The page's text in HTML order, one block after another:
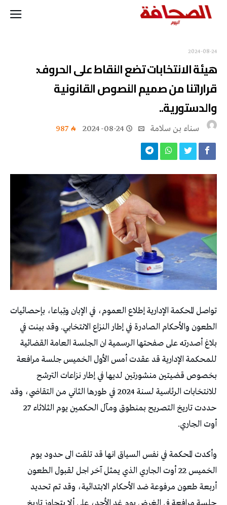
2024-08-24
هيئة الانتخابات تضع النقاط على الحروف:
قراراتنا من صميم النصوص القانونية
والدستورية..
‬سناء‭ ‬بن‭ ‬سلامة 2024-08-24
987
تواصل المحكمة الإدارية إطلاع العموم، في الإبان وتِباعا، بإحصائيات
الطعون والأحكام الصادرة في إطار النزاع الانتخابي. وقد بينت في
بلاغ أصدرته على صفحتها الرسمية ان الجلسة العامة القضائية
للمحكمة الإدارية قد عقدت أمس الأول الخميس جلسة مرافعة
بخصوص قضيتين منشورتين لديها في إطار نزاعات الترشح
للانتخابات الرئاسية لسنة 2024 في طورها الثاني من التقاضي، وقد
حددت تاريخ التصريح بمنطوق ومآل الحكمين يوم الثلاثاء 27
أوت الجاري.
وأكدت المحكمة في نفس السياق انها قد تلقت الى حدود يوم
الخميس 22 أوت الجاري الذي يمثل آخر اجل لقبول الطعون
أربعة طعون مرفوعة ضد الأحكام الابتدائية، وقد تم تحديد